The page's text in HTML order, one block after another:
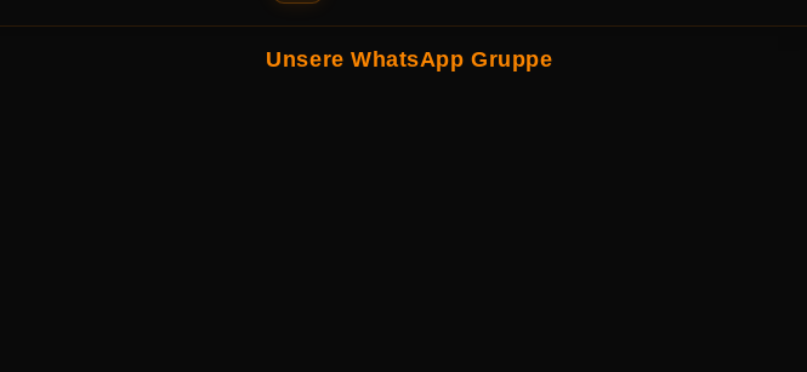
Unsere WhatsApp Gruppe